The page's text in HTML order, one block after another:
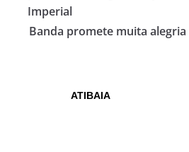
Imperial
Banda promete muita